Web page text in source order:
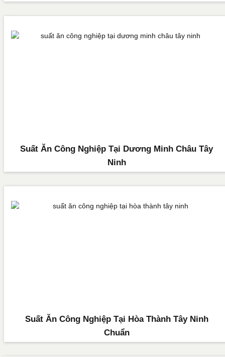
Suất Ăn Công Nghiệp Tại Dương Minh Châu Tây
Ninh
Suất Ăn Công Nghiệp Tại Hòa Thành Tây Ninh
Chuẩn